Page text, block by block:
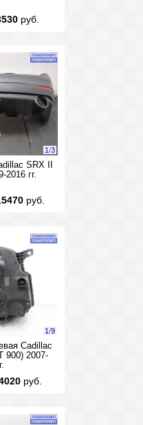
руб.
1/3
SRX II
2016 гг.
руб.
1/9
Cadillac
900) 2007-
руб.